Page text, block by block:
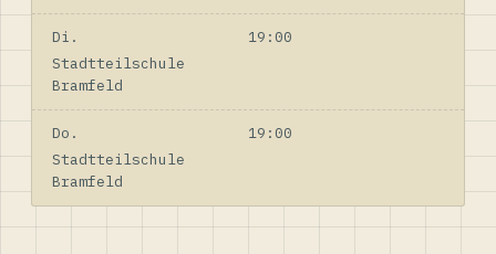
Di.
19:00
Stadtteilschule
Bramfeld
Do.
19:00
Stadtteilschule
Bramfeld